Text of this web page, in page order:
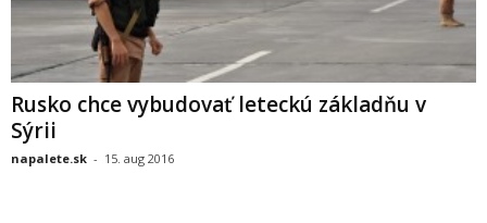
Rusko chce vybudovať leteckú základňu v
Sýrii
napalete.sk - 15. aug 2016